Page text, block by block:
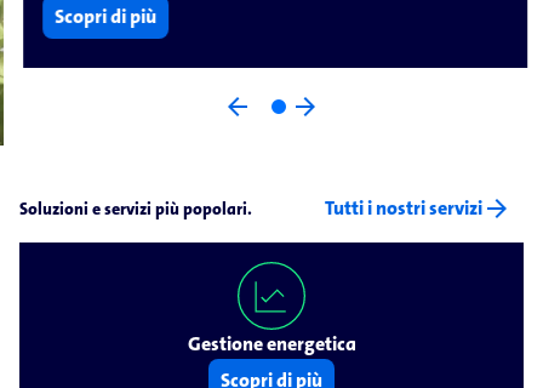
arrow_back arrow_forward
Scopri di più
Soluzioni e servizi più popolari. Tutti i nostri serviziarrow_forward
Gestione energetica
Scopri di più